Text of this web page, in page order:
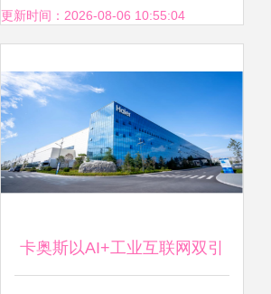
与软件开发举措
更新时间：2026-08-06 10:55:04
卡奥斯以AI+工业互联网双引